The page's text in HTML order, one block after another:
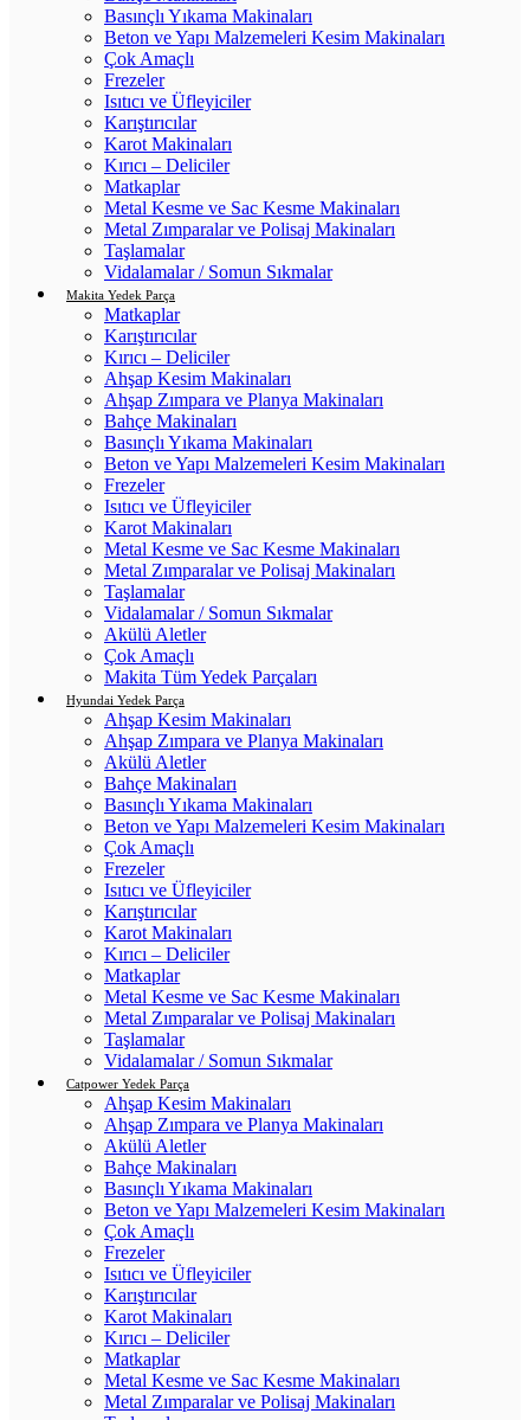
Basınçlı Yıkama Makinaları
Beton ve Yapı Malzemeleri Kesim Makinaları
Çok Amaçlı
Frezeler
Isıtıcı ve Üfleyiciler
Karıştırıcılar
Karot Makinaları
Kırıcı – Deliciler
Matkaplar
Metal Kesme ve Sac Kesme Makinaları
Metal Zımparalar ve Polisaj Makinaları
Taşlamalar
Vidalamalar / Somun Sıkmalar
Makita Yedek Parça
Matkaplar
Karıştırıcılar
Kırıcı – Deliciler
Ahşap Kesim Makinaları
Ahşap Zımpara ve Planya Makinaları
Bahçe Makinaları
Basınçlı Yıkama Makinaları
Beton ve Yapı Malzemeleri Kesim Makinaları
Frezeler
Isıtıcı ve Üfleyiciler
Karot Makinaları
Metal Kesme ve Sac Kesme Makinaları
Metal Zımparalar ve Polisaj Makinaları
Taşlamalar
Vidalamalar / Somun Sıkmalar
Akülü Aletler
Çok Amaçlı
Makita Tüm Yedek Parçaları
Hyundai Yedek Parça
Ahşap Kesim Makinaları
Ahşap Zımpara ve Planya Makinaları
Akülü Aletler
Bahçe Makinaları
Basınçlı Yıkama Makinaları
Beton ve Yapı Malzemeleri Kesim Makinaları
Çok Amaçlı
Frezeler
Isıtıcı ve Üfleyiciler
Karıştırıcılar
Karot Makinaları
Kırıcı – Deliciler
Matkaplar
Metal Kesme ve Sac Kesme Makinaları
Metal Zımparalar ve Polisaj Makinaları
Taşlamalar
Vidalamalar / Somun Sıkmalar
Catpower Yedek Parça
Ahşap Kesim Makinaları
Ahşap Zımpara ve Planya Makinaları
Akülü Aletler
Bahçe Makinaları
Basınçlı Yıkama Makinaları
Beton ve Yapı Malzemeleri Kesim Makinaları
Çok Amaçlı
Frezeler
Isıtıcı ve Üfleyiciler
Karıştırıcılar
Karot Makinaları
Kırıcı – Deliciler
Matkaplar
Metal Kesme ve Sac Kesme Makinaları
Metal Zımparalar ve Polisaj Makinaları